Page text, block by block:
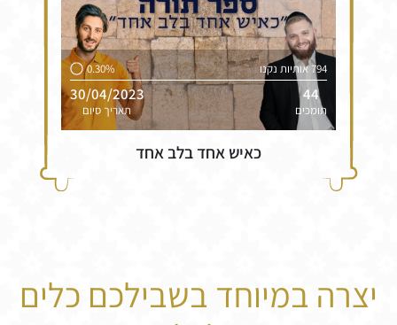
794 אותיות נקנו 0.30%
44
תומכים
30/04/2023
תאריך סיום
כאיש אחד בלב אחד
יצרה במיוחד בשבילכם כלים